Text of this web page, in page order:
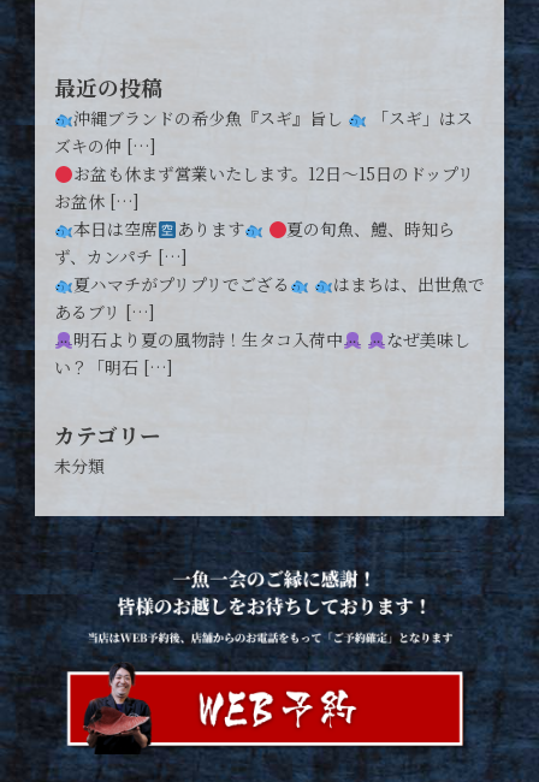
最近の投稿
沖縄ブランドの希少魚『スギ』旨し
「スギ」はス
ズキの仲 […]
お盆も休まず営業いたします。12日〜15日のドップリ
お盆休 […]
本日は空席
あります
夏の旬魚、鱧、時知ら
ず、カンパチ […]
夏ハマチがプリプリでござる
はまちは、出世魚で
あるブリ […]
明石より夏の風物詩！生タコ入荷中
なぜ美味し
い？「明石 […]
カテゴリー
未分類